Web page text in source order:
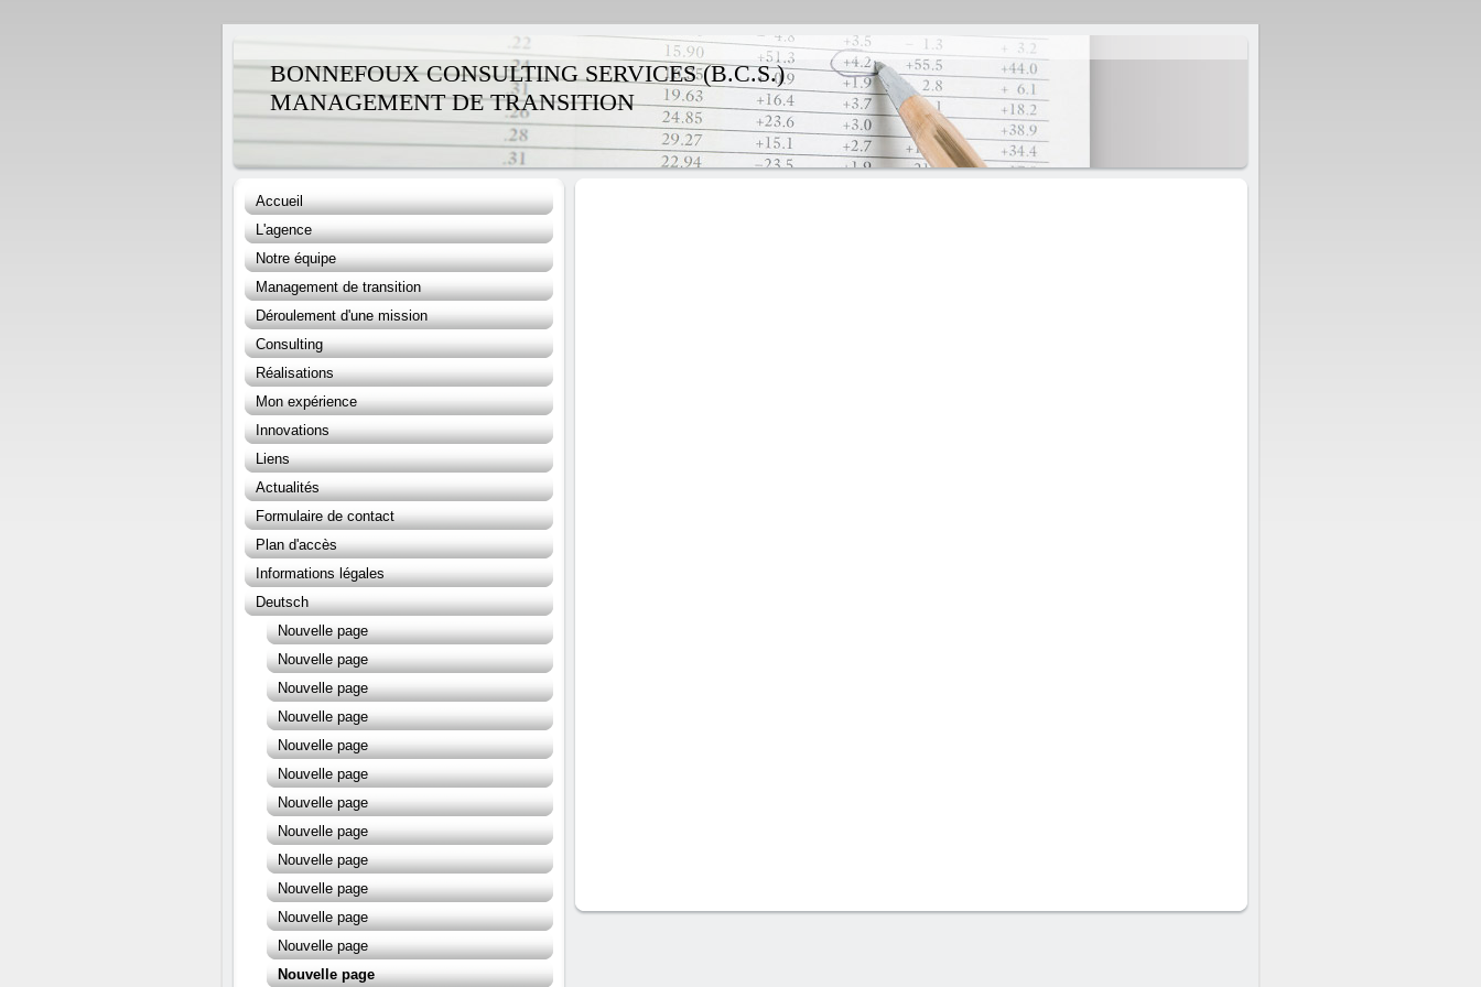
BONNEFOUX CONSULTING SERVICES (B.C.S.)
MANAGEMENT DE TRANSITION
Accueil
L'agence
Notre équipe
Management de transition
Déroulement d'une mission
Consulting
Réalisations
Mon expérience
Innovations
Liens
Actualités
Formulaire de contact
Plan d'accès
Informations légales
Deutsch
Nouvelle page
Nouvelle page
Nouvelle page
Nouvelle page
Nouvelle page
Nouvelle page
Nouvelle page
Nouvelle page
Nouvelle page
Nouvelle page
Nouvelle page
Nouvelle page
Nouvelle page